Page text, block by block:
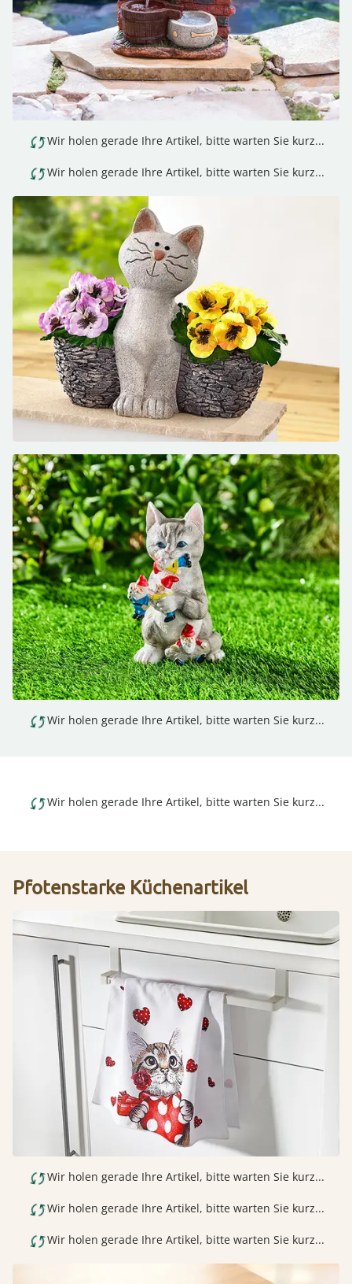
Wir holen gerade Ihre Artikel, bitte warten Sie kurz...
Wir holen gerade Ihre Artikel, bitte warten Sie kurz...
Wir holen gerade Ihre Artikel, bitte warten Sie kurz...
Wir holen gerade Ihre Artikel, bitte warten Sie kurz...
Pfotenstarke Küchenartikel
Wir holen gerade Ihre Artikel, bitte warten Sie kurz...
Wir holen gerade Ihre Artikel, bitte warten Sie kurz...
Wir holen gerade Ihre Artikel, bitte warten Sie kurz...